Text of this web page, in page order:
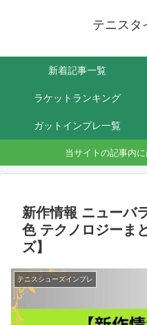
テニスタ
新着記事一覧
ラケットランキング
ガットインプレ一覧
当サイトの記事内
新作情報 ニューバ
色 テクノロジーま
ズ】
テニスシューズインプレ